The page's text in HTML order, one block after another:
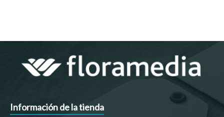
Información de la tienda